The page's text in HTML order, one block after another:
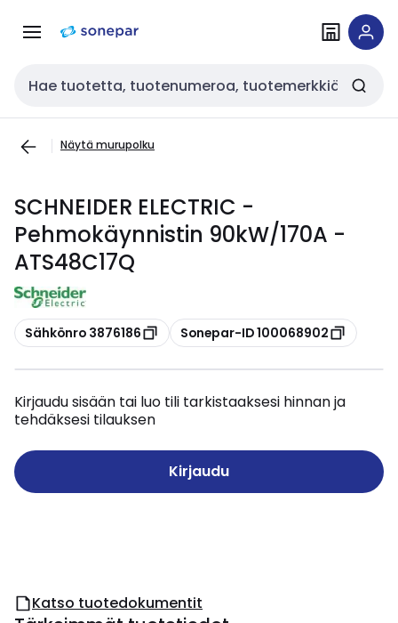
navigointiinsisältöön
Haku
Näytä murupolku
SCHNEIDER ELECTRIC -
Pehmokäynnistin 90kW/170A -
ATS48C17Q
Kopioi
Sähkönro 3876186 Kopioi
Sonepar-ID 100068902
Kirjaudu sisään tai luo tili tarkistaaksesi hinnan ja
tehdäksesi tilauksen
Kirjaudu
Katso tuotedokumentit